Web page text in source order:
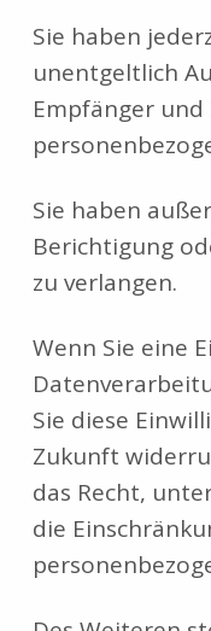
Sie haben
unentgeltlich
Empfänger
Sie haben
Berichtigung
zu verlangen.
Wenn Sie eine
Sie diese
Zukunft
das Recht,
die